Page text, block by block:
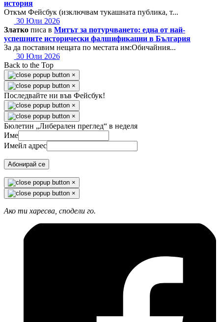
история
Откъм Фейсбук (изключвам тукашната публика, т...
30 Юли 2026
Златко писа в Митът за потурчването: една от най-
успешните исторически фалшификации в България
За да поставим нещата по местата им:Обичайния...
30 Юли 2026
Back to the Top
×
×
Последвайте ни във Фейсбук!
×
×
Бюлетин „Либерален преглед“ в неделя
Име
Имейл адрес
Абонирай се
×
×
Ако ти харесва, сподели го.